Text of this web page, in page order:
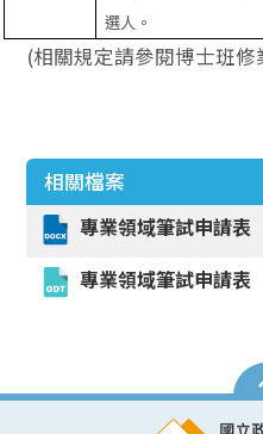
選人。
(相關規定請參閱博士班
相關檔案
專業領域筆試申請表
專業領域筆試申請表